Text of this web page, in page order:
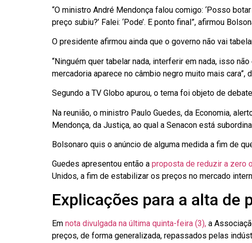
“O ministro André Mendonça falou comigo: ‘Posso
preço subiu?’ Falei: ‘Pode’. E ponto final”, afirmou
O presidente afirmou ainda que o governo não vai
“Ninguém quer tabelar nada, interferir em nada, isso
mercadoria aparece no câmbio negro muito mais cara”,
Segundo a TV Globo apurou, o tema foi objeto de
Na reunião, o ministro Paulo Guedes, da Economia,
Mendonça, da Justiça, ao qual a Senacon está
Bolsonaro quis o anúncio de alguma medida a fim de
Guedes apresentou então a proposta de reduzir a zero
Unidos, a fim de estabilizar os preços no mercado
Explicações para a alta de
Em nota divulgada na última quinta-feira (3), a
preços, de forma generalizada, repassados pelas